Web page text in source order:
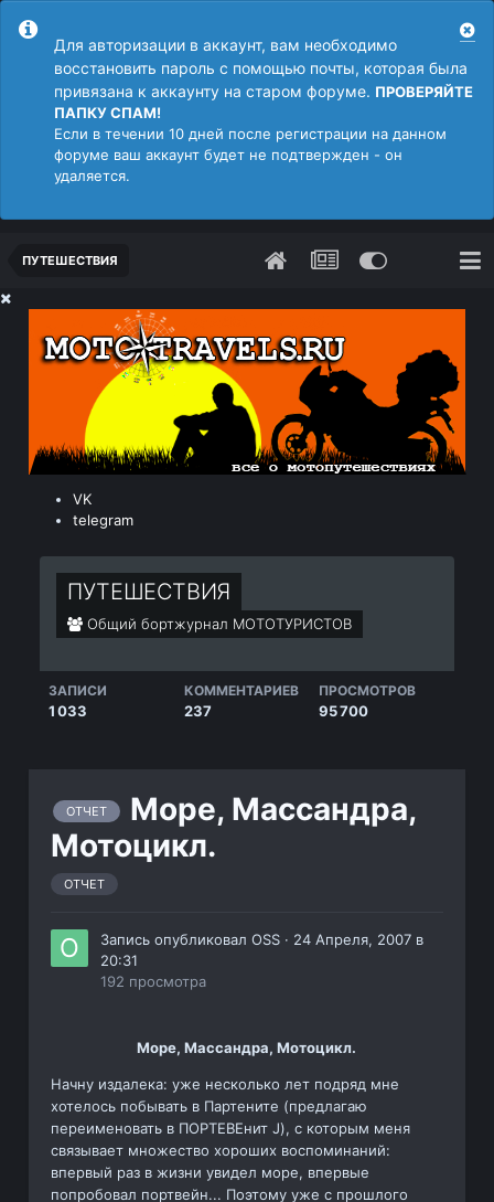
Для авторизации в аккаунт, вам необходимо
восстановить пароль с помощью почты, которая была
привязана к аккаунту на старом форуме. ПРОВЕРЯЙТЕ
ПАПКУ СПАМ!
Если в течении 10 дней после регистрации на данном
форуме ваш аккаунт будет не подтвержден - он
удаляется.
ПУТЕШЕСТВИЯ
VK
telegram
ПУТЕШЕСТВИЯ
Общий бортжурнал МОТОТУРИСТОВ
ЗАПИСИ
1 033
КОММЕНТАРИЕВ
237
ПРОСМОТРОВ
95 700
ОТЧЕТ
Море, Массандра,
Мотоцикл.
ОТЧЕТ
Запись опубликовалOSS · 24 Апреля, 2007 в
20:31
192 просмотра
Море, Массандра, Мотоцикл.
Начну издалека: уже несколько лет подряд мне
хотелось побывать в Партените (предлагаю
переименовать в ПОРТЕВЕнит J), с которым меня
связывает множество хороших воспоминаний:
впервый раз в жизни увидел море, впервые
попробовал портвейн... Поэтому уже с прошлого